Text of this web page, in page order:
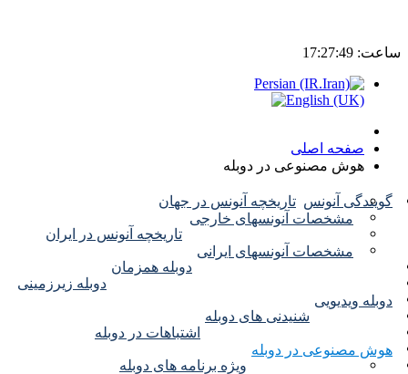
ساعت: 17:27:49
صفحه اصلی
هوش مصنوعی در دوبله
گویندگی آنونس تاریخچه آنونس در جهان
مشخصات آنونسهای خارجی
تاریخچه آنونس در ایران
مشخصات آنونسهای ایرانی
دوبله همزمان
دوبله زیرزمینی
دوبله ویدیویی
شنیدنی های دوبله
اشتباهات در دوبله
هوش مصنوعی در دوبله
ویژه برنامه های دوبله